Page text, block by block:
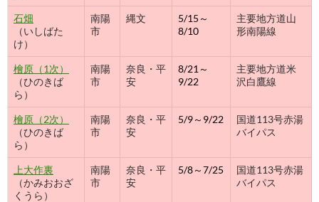
石畑
（いしばた
け）
南陽
市
縄文
5/15～
8/10
主要地方道山
形南陽線
檜原（1次）
（ひのきば
ら）
南陽
市
奈良・平
安
8/21～
9/22
主要地方道米
沢白鷹線
檜原（2次）
（ひのきば
ら）
南陽
市
奈良・平
安
5/9～9/22
国道113号赤湯
バイパス
上大作裏
（かみおおざ
くうら）
南陽
市
奈良・平
安
5/8～7/25
国道113号赤湯
バイパス